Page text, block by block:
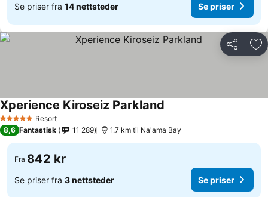
Se priser fra 14 nettsteder Se priser
Del
5 Stjerner Resort
Xperience Kiroseiz Parkland
8,6 Fantastisk 11 289 1.7 km til Na'ama Bay
Fra 842 kr
Se priser fra 3 nettsteder Se priser